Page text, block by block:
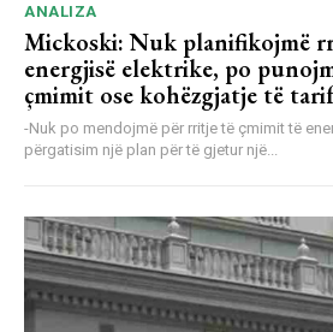
ANALIZA
Mickoski: Nuk planifikojmë
energjisë elektrike, po
çmimit ose kohëzgjatje të
-Nuk po mendojmë për rritje të çmimit të
përgatisim një plan për të gjetur një...